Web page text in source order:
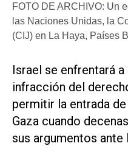
FOTO DE ARCHIVO: Un
las Naciones Unidas, la
(CIJ) en La Haya, Países
Israel se enfrentará
infracción del
permitir la entrada de
Gaza cuando
sus argumentos